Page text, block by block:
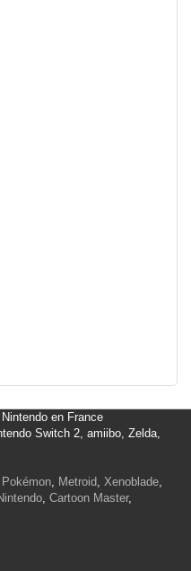
en France
Switch 2, amiibo, Zelda,
Pokémon, Metroid, Xenoblade,
, Cartoon Master,